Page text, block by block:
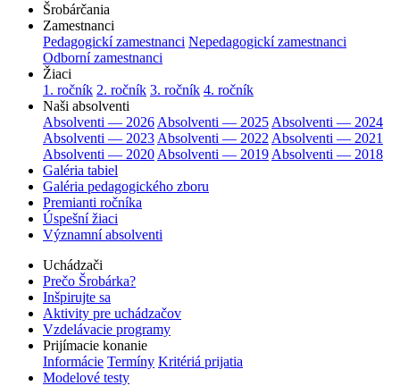
Šrobárčania
Zamestnanci
Pedagogickí zamestnanci Nepedagogickí zamestnanci
Odborní zamestnanci
Žiaci
1. ročník 2. ročník 3. ročník 4. ročník
Naši absolventi
Absolventi — 2026 Absolventi — 2025 Absolventi — 2024
Absolventi — 2023 Absolventi — 2022 Absolventi — 2021
Absolventi — 2020 Absolventi — 2019 Absolventi — 2018
Galéria tabiel
Galéria pedagogického zboru
Premianti ročníka
Úspešní žiaci
Významní absolventi
Uchádzači
Prečo Šrobárka?
Inšpirujte sa
Aktivity pre uchádzačov
Vzdelávacie programy
Prijímacie konanie
Informácie Termíny Kritériá prijatia
Modelové testy